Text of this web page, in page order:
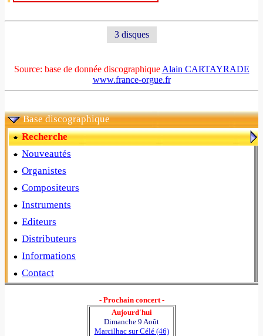
3 disques
Source: base de donnée discographique Alain CARTAYRADE
www.france-orgue.fr
Base discographique
Recherche
Nouveautés
Organistes
Compositeurs
Instruments
Editeurs
Distributeurs
Informations
Contact
- Prochain concert -
Aujourd'hui
Dimanche 9 Août
Marcilhac sur Célé (46)